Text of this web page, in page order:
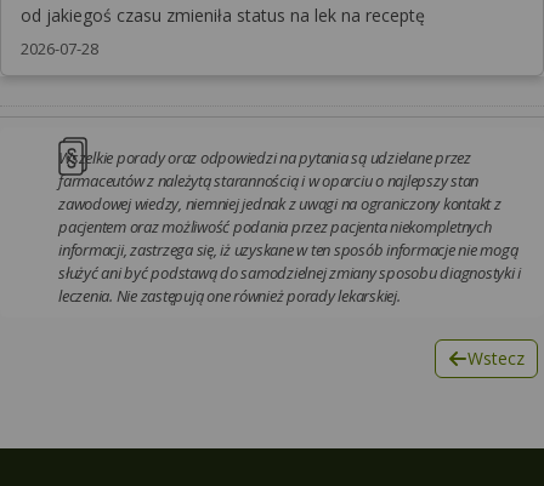
od jakiegoś czasu zmieniła status na lek na receptę
2026-07-28
Wszelkie porady oraz odpowiedzi na pytania są udzielane przez
farmaceutów z należytą starannością i w oparciu o najlepszy stan
zawodowej wiedzy, niemniej jednak z uwagi na ograniczony kontakt z
pacjentem oraz możliwość podania przez pacjenta niekompletnych
informacji, zastrzega się, iż uzyskane w ten sposób informacje nie mogą
służyć ani być podstawą do samodzielnej zmiany sposobu diagnostyki i
leczenia. Nie zastępują one również porady lekarskiej.
Wstecz